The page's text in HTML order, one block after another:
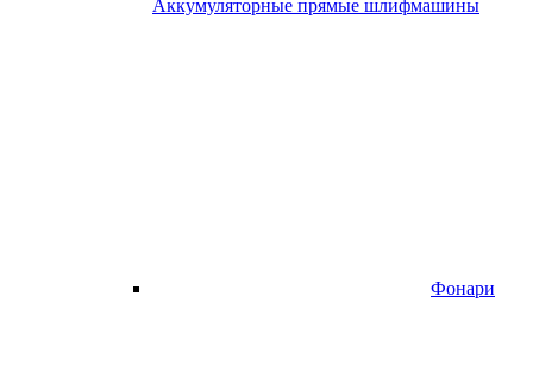
Аккумуляторные прямые шлифмашины
Фонари